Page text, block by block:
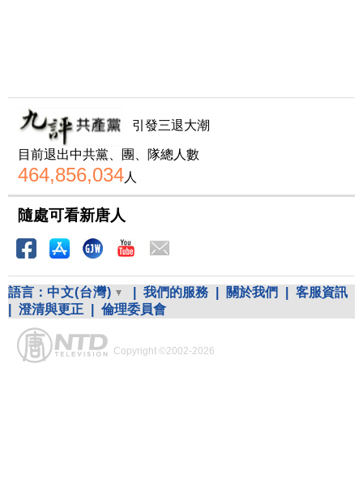
引發三退大潮
目前退出中共黨、團、隊總人數
464,856,034人
隨處可看新唐人
語言： 中文(台灣) 我們的服務 關於我們
客服資訊
澄清與更正 倫理委員會
Copyright ©2002-2026